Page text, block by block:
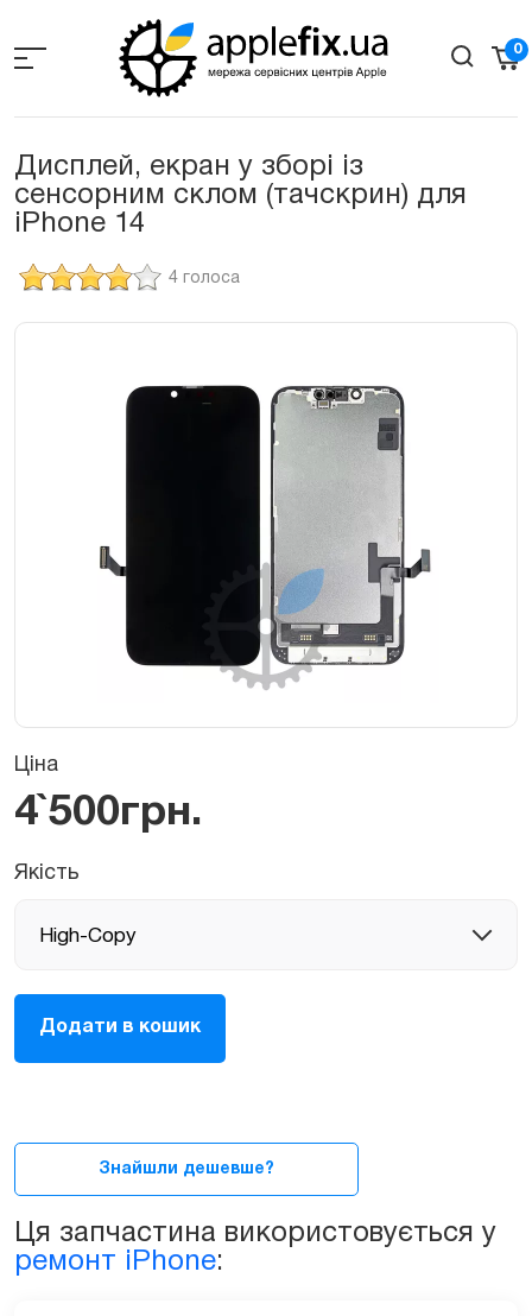
the
0
Дисплей, екран у зборі із
сенсорним склом (тачскрин) для
iPhone 14
4 голоса
Ціна
4`500грн.
Якість
екран
у
(тачскрин)
iPhone
14
Додати в кошик
Знайшли дешевше?
Ця запчастина використовується у
ремонт iPhone: